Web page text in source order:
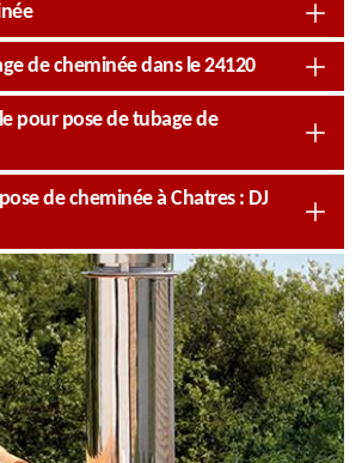
de cheminée dans le 24120
pour pose de tubage de
de cheminée à Chatres : DJ